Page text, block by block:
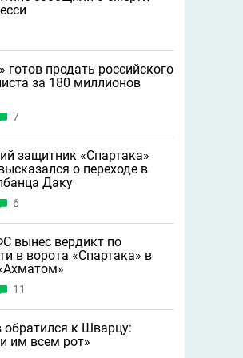
готов продать российского
за 180 миллионов
7
защитник «Спартака»
о переходе в
Даку
6
вынес вердикт по
в ворота «Спартака» в
11
обратился к Шварцу:
им всем рот»